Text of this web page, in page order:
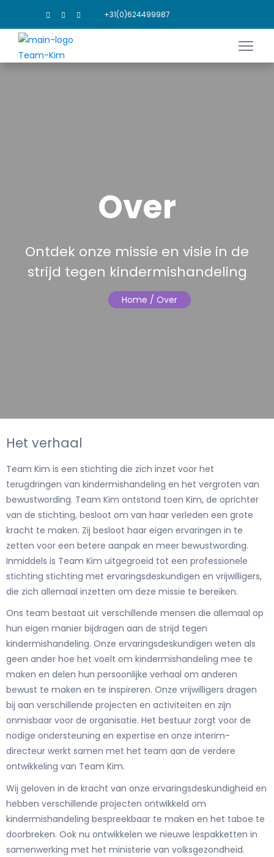
+31(0)624499987
Over
Ontdek onze missie en visie in de
strijd tegen kindermishandeling
Home / Over
Het verhaal
Team Kim is een stichting die zich inzet voor het
terugdringen van kindermishandeling en het vergroten van
bewustwording. Team Kim ontstond toen Kim, de oprichter
van de stichting, besloot om van haar verleden een grote
kracht te maken. Zij besloot haar eigen ervaringen in te
zetten voor een betere aanpak en meer bewustwording.
Inmiddels is Team Kim uitgegroeid tot een professionele
stichting stichting met ervaringsdeskundigen en vrijwilligers,
die zich allemaal inzetten om deze missie te bereiken.
Ons team bestaat uit verschillende mensen die allemaal op
hun eigen manier bijdragen aan de strijd tegen
kindermishandeling. Onze ervaringsdeskundigen weten als
geen ander hoe het voelt om kindermishandeling mee te
maken en delen hun persoonlijke verhaal om anderen
bewust te maken en te inspireren. Onze vrijwilligers dragen
bij aan verschillende projecten en activiteiten en zijn
onmisbaar voor de organisatie. Het bestuur zorgt voor de
nodige ondersteuning en expertise en onze interim-
directeur werkt samen met het team aan de verdere
ontwikkeling van Team Kim.
Wij geloven in de kracht van onze ervaringsdeskundigheid en
hebben verschillende projecten ontwikkeld om
kindermishandeling bespreekbaar te maken en het taboe te
doorbreken. Ook nu ontwikkelen we nieuwe lespakketten in
samenwerking met het ministerie van volksgezondheid.